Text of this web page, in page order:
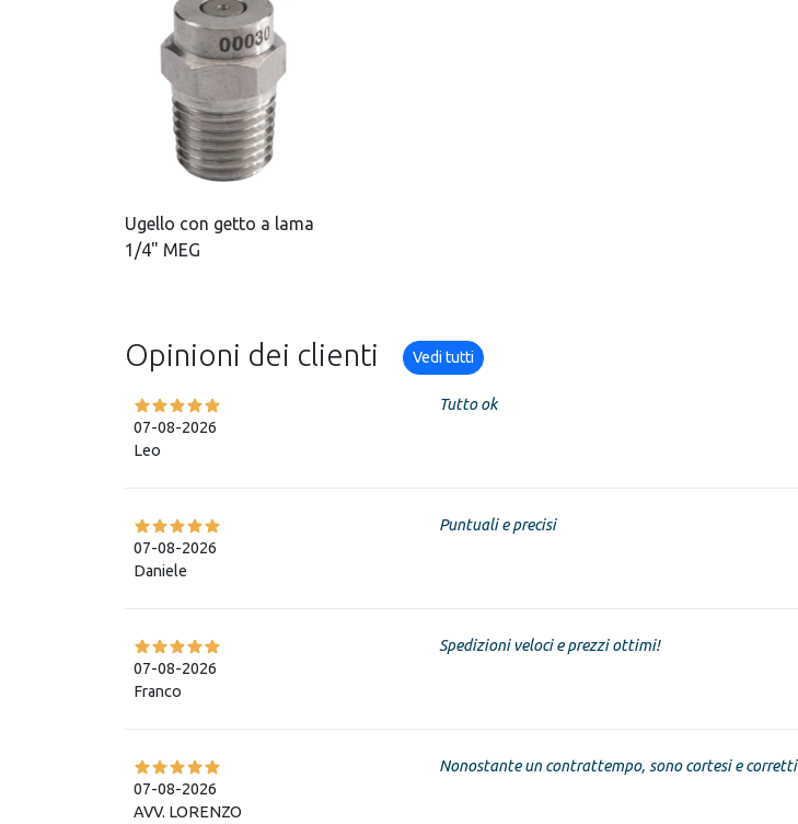
Ugello con getto a lama
1/4" MEG
Opinioni dei clienti Vedi tutti
07-08-2026
Leo
Tutto ok
07-08-2026
Daniele
Puntuali e precisi
07-08-2026
Franco
Spedizioni veloci e prezzi ottimi!
07-08-2026
AVV. LORENZO
Nonostante un contrattempo, sono cortesi e corretti